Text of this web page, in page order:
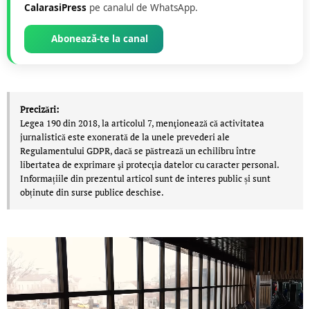
CalarasiPress pe canalul de WhatsApp.
Abonează-te la canal
Precizări:
Legea 190 din 2018, la articolul 7, menţionează că activitatea
jurnalistică este exonerată de la unele prevederi ale
Regulamentului GDPR, dacă se păstrează un echilibru între
libertatea de exprimare şi protecţia datelor cu caracter personal.
Informațiile din prezentul articol sunt de interes public și sunt
obținute din surse publice deschise.